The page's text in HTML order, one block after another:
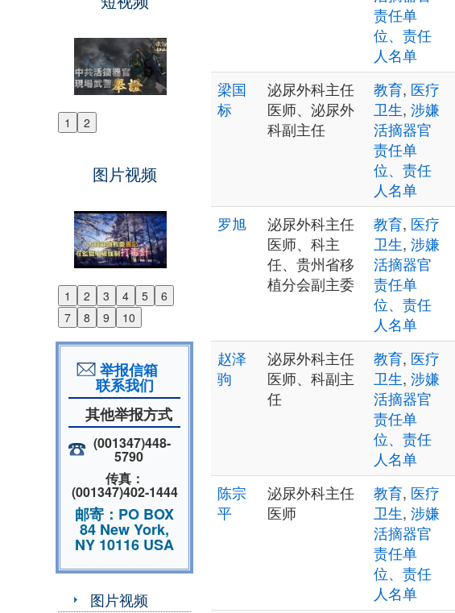
1 2
Previous
图片视频
1 2 3 4 5
6
7
8 9 10
Previous
Next
举报信箱
联系我们
其他举报方式
(001347)448-
5790
传真：
(001347)402-1444
邮寄：PO BOX
84 New York,
NY 10116 USA
图片视频
责任单
位、责任
人名单
梁国
标
泌尿外科主任
医师、泌尿外
科副主任
教育, 医疗
卫生, 涉嫌
活摘器官
责任单
位、责任
人名单
罗旭
泌尿外科主任
医师、科主
任、贵州省移
植分会副主委
教育, 医疗
卫生, 涉嫌
活摘器官
责任单
位、责任
人名单
赵泽
驹
泌尿外科主任
医师、科副主
任
教育, 医疗
卫生, 涉嫌
活摘器官
责任单
位、责任
人名单
陈宗
平
泌尿外科主任
医师
教育, 医疗
卫生, 涉嫌
活摘器官
责任单
位、责任
人名单